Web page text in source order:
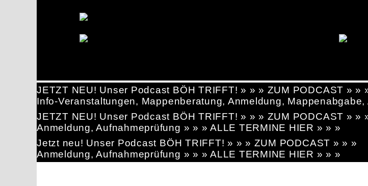
JETZT NEU! Unser Podcast BÖH TRIFFT! » » » ZUM PODCAST » »
Info-Veranstaltungen, Mappenberatung, Anmeldung,
JETZT NEU! Unser Podcast BÖH TRIFFT! » » » ZUM PODCAST » »
Anmeldung, Aufnahmeprüfung » » » ALLE TERMINE HIER » » »
Jetzt neu! Unser Podcast BÖH TRIFFT! » » » ZUM PODCAST » » »
Anmeldung, Aufnahmeprüfung » » » ALLE TERMINE HIER » » »